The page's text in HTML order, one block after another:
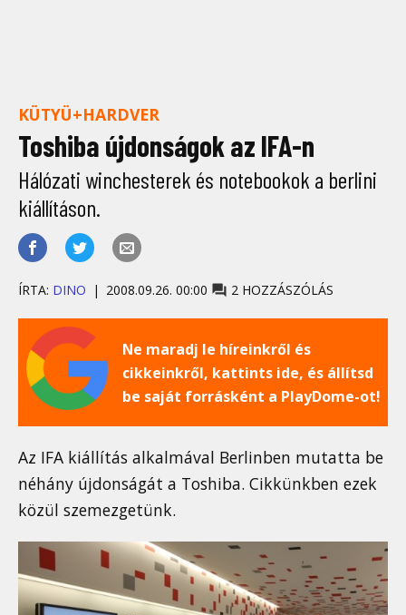
KÜTYÜ+HARDVER
Toshiba újdonságok az IFA-n
Hálózati winchesterek és notebookok a berlini
kiállításon.
ÍRTA: DINO 2008.09.26. 00:00 2 HOZZÁSZÓLÁS
Ne maradj le híreinkről és
cikkeinkről, kattints ide, és állítsd
be saját forrásként a PlayDome-ot!
Az IFA kiállítás alkalmával Berlinben mutatta be
néhány újdonságát a Toshiba. Cikkünkben ezek
közül szemezgetünk.